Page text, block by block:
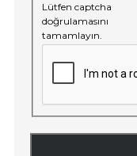
Lütfen captcha
doğrulamasını
tamamlayın.